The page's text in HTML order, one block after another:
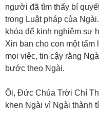
người đã tìm thấy bí
trong Luật pháp của
khóa để kinh nghiệm sự
Xin ban cho con một tấm
mọi việc, tin cậy rằng
bước theo Ngài.
Ôi, Đức Chúa Trời Chí
khen Ngài vì Ngài thành